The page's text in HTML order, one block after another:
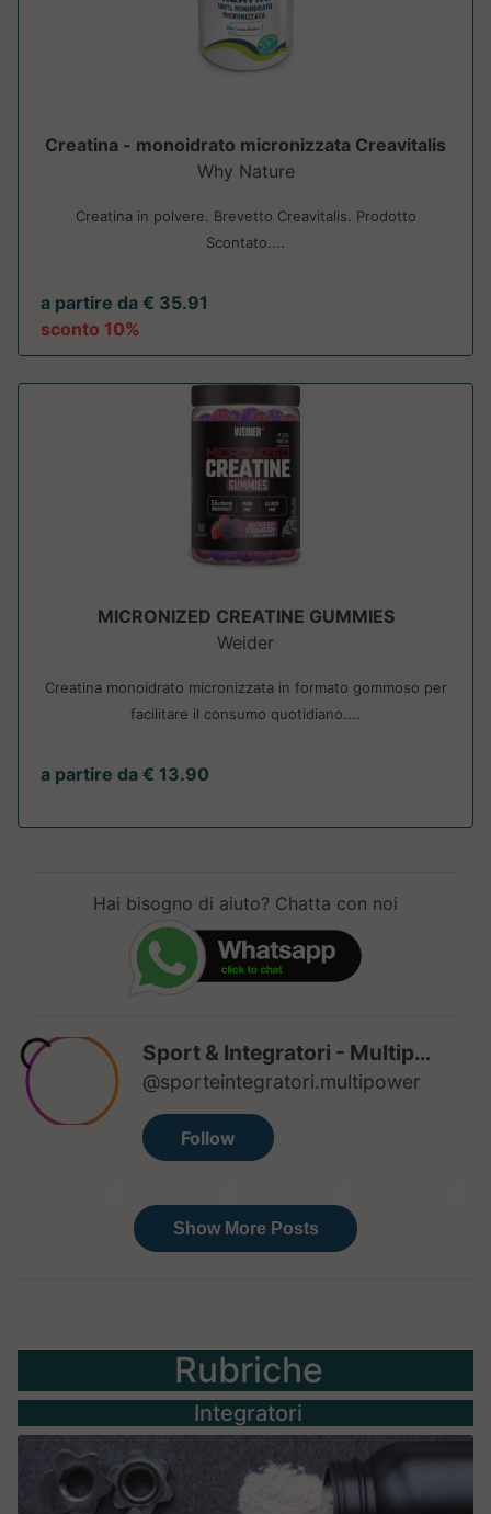
Creatina - monoidrato micronizzata Creavitalis
Why Nature
Creatina in polvere. Brevetto Creavitalis. Prodotto
Scontato....
a partire da € 35.91
sconto 10%
MICRONIZED CREATINE GUMMIES
Weider
Creatina monoidrato micronizzata in formato gommoso per
facilitare il consumo quotidiano....
a partire da € 13.90
Hai bisogno di aiuto? Chatta con noi
Rubriche
Integratori